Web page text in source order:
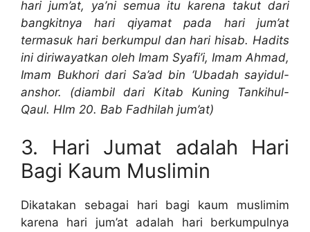
hari jum’at, ya’ni semua itu karena takut dari
bangkitnya hari qiyamat pada hari jum’at
termasuk hari berkumpul dan hari hisab. Hadits
ini diriwayatkan oleh Imam Syafi’i, Imam Ahmad,
Imam Bukhori dari Sa’ad bin ‘Ubadah sayidul-
anshor. (diambil dari Kitab Kuning Tankihul-
Qaul. Hlm 20. Bab Fadhilah jum’at)
3. Hari Jumat adalah Hari
Bagi Kaum Muslimin
Dikatakan sebagai hari bagi kaum muslimim
karena hari jum’at adalah hari berkumpulnya